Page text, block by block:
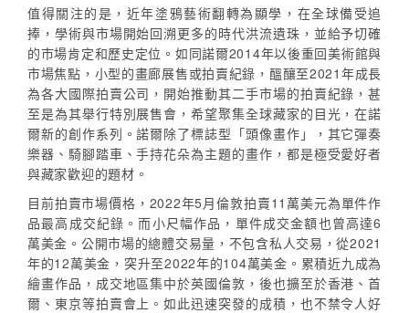
值得關注的是，近年塗鴉藝術翻轉為顯學，在全球備受追
捧，學術與市場開始回溯更多的時代洪流遺珠，並給予切確
的市場肯定和歷史定位。如同諾爾2014年以後重回美術館與
市場焦點，小型的畫廊展售或拍賣紀錄，醞釀至2021年成長
為各大國際拍賣公司，開始推動其二手市場的拍賣紀錄，甚
至是為其舉行特別展售會，希望聚集全球藏家的目光，在諾
爾新的創作系列。諾爾除了標誌型「頭像畫作」，其它彈奏
樂器、騎腳踏車、手持花朵為主題的畫作，都是極受愛好者
與藏家歡迎的題材。
目前拍賣市場價格，2022年5月倫敦拍賣11萬美元為單件作
品最高成交紀錄。而小尺幅作品，單件成交金額也曾高達6
萬美金。公開市場的總體交易量，不包含私人交易，從2021
年的12萬美金，突升至2022年的104萬美金。累積近九成為
繪畫作品，成交地區集中於英國倫敦，後也擴至於香港、首
爾、東京等拍賣會上。如此迅速突發的成積，也不禁令人好